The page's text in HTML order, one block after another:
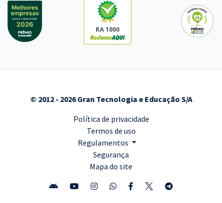
RA 1000
© 2012 - 2026 Gran Tecnologia e Educação S/A
Política de privacidade
Termos de uso
Regulamentos
Segurança
Mapa do site